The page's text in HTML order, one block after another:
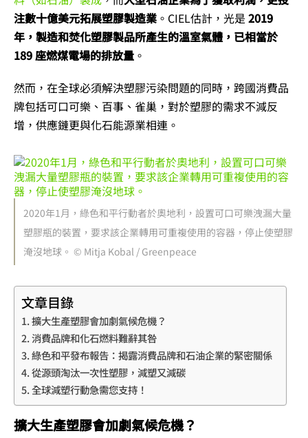
注數十億美元拓展塑膠製造業 。CIEL估計，光是 2019
年，製造和焚化塑膠製品所產生的溫室氣體，已相當於
189 座燃煤電場的排放量 。
然而，在全球必須解決塑膠污染問題的同時，跨國消費品
牌包括可口可樂、百事、雀巢，對於塑膠的需求不減反
增，供應鏈更與化石能源業相連。
2020年1月，綠色和平行動者於奧地利，設置可口可樂洩漏大量
塑膠瓶的裝置，要求該企業轉用可重複使用的容器，停止使塑膠
淹沒地球。 © Mitja Kobal / Greenpeace
文章目錄
擴大生產塑膠會加劇氣候危機？
消費品牌和化石燃料難辭其咎
綠色和平發布報告：揭露消費品牌和石油企業的緊密關係
從源頭淘汰一次性塑膠，減塑又減碳
全球減塑行動急需您支持！
擴大生產塑膠會加劇氣候危機？